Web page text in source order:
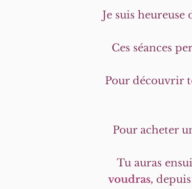
Je suis
Ces séances
Pour découvrir
Pour acheter
Tu auras
voudras,